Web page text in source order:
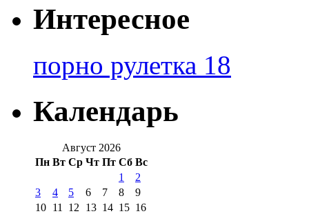
Интересное
порно рулетка 18
Календарь
Август 2026
Пн Вт Ср Чт Пт Сб Вс
1
2
3
4 5 6 7 8
9
10 11 12 13 14 15 16